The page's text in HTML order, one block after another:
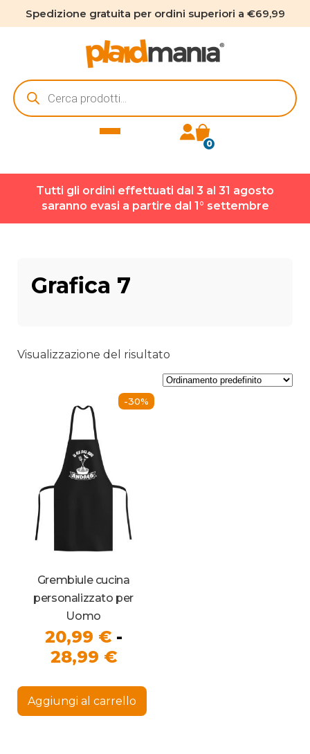
Spedizione gratuita per ordini superiori a €69,99
Ricerca
prodotti
0
Tutti gli ordini effettuati dal 3 al 31 agosto
saranno evasi a partire dal 1° settembre
Grafica 7
Visualizzazione del risultato
-30%
Grembiule cucina
personalizzato per
Uomo
20,99 € -
28,99 €Fascia
prezzo:
da
Aggiungi al carrello
prodotto